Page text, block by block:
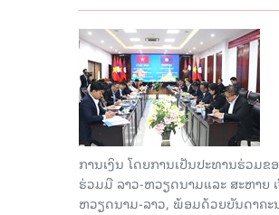
ການເງິນ ໂດຍການເປັນປະທານຮ່ວມ
ຮ່ວມມື ລາວ-ຫວຽດນາມແລະ ສະຫາຍ
ຫວຽດນາມ-ລາວ, ພ້ອມດ້ວຍບັນດາຄະ